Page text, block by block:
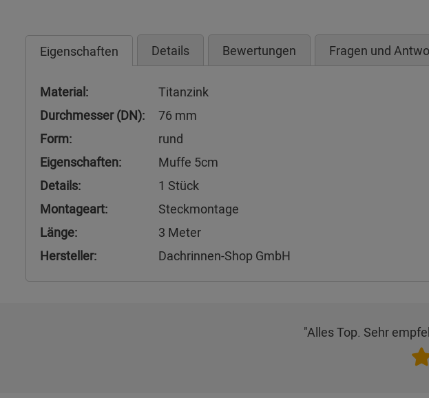
Eigenschaften Details Bewertungen Fragen und
Material:
Titanzink
Durchmesser (DN):
76 mm
Form:
rund
Eigenschaften:
Muffe 5cm
Details:
1 Stück
Montageart:
Steckmontage
Länge:
3 Meter
Hersteller:
Dachrinnen-Shop GmbH
"Alles Top. Sehr